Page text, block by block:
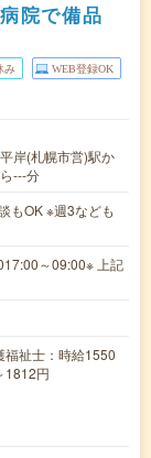
院で備品
み WEB登録OK
岸(札幌市営)駅か
---分
もOK ※週3なども
～09:00※ 上記
祉士：時給1550
1812円